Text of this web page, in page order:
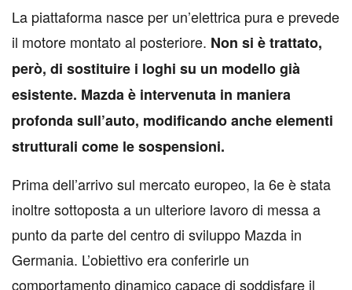
La piattaforma nasce per un’elettrica pura e prevede
il motore montato al posteriore. Non si è trattato,
però, di sostituire i loghi su un modello già
esistente. Mazda è intervenuta in maniera
profonda sull’auto, modificando anche elementi
strutturali come le sospensioni.
Prima dell’arrivo sul mercato europeo, la 6e è stata
inoltre sottoposta a un ulteriore lavoro di messa a
punto da parte del centro di sviluppo Mazda in
Germania. L’obiettivo era conferirle un
comportamento dinamico capace di soddisfare il